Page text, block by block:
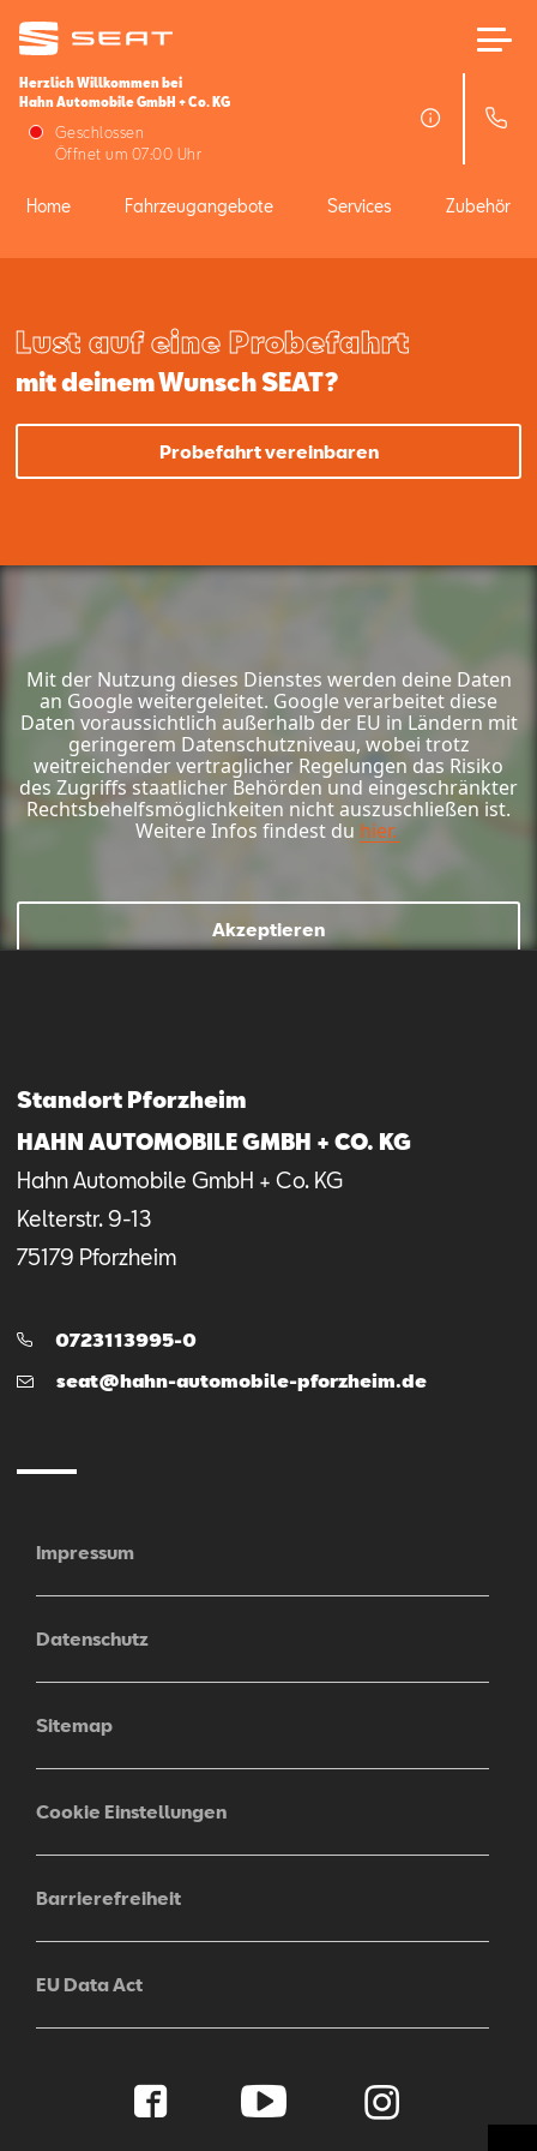
Herzlich Willkommen bei
Hahn Automobile GmbH + Co. KG
Geschlossen
Öffnet um 07:00 Uhr
Home
Fahrzeugangebote
Zubehör
Über uns
Home Fahrzeugangebote Services Zubehör
Lust auf eine Probefahrt
mit deinem Wunsch SEAT?
Probefahrt vereinbaren
Mit der Nutzung dieses Dienstes werden deine Daten
an Google weitergeleitet. Google verarbeitet diese
Daten voraussichtlich außerhalb der EU in Ländern mit
geringerem Datenschutzniveau, wobei trotz
weitreichender vertraglicher Regelungen das Risiko
des Zugriffs staatlicher Behörden und eingeschränkter
Rechtsbehelfsmöglichkeiten nicht auszuschließen ist.
Weitere Infos findest du hier.
Akzeptieren
Standort Pforzheim
HAHN AUTOMOBILE GMBH + CO. KG
Hahn Automobile GmbH + Co. KG
Kelterstr.9-13
75179 Pforzheim
Telefon:
0723113995-0
E-
seat@hahn-automobile-pforzheim.de
Impressum
Datenschutz
Sitemap
Cookie Einstellungen
Barrierefreiheit
EU Data Act